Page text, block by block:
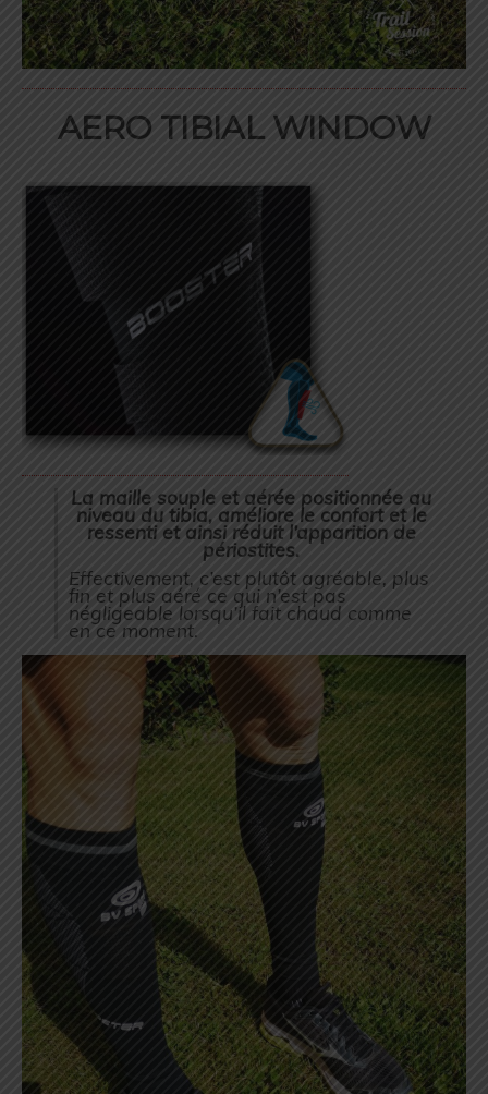
AERO TIBIAL WINDOW
La maille souple et aérée positionnée au
niveau du tibia, améliore le confort et le
ressenti et ainsi réduit l’apparition de
périostites.
Effectivement, c’est plutôt agréable, plus
fin et plus aéré ce qui n’est pas
négligeable lorsqu’il fait chaud comme
en ce moment.